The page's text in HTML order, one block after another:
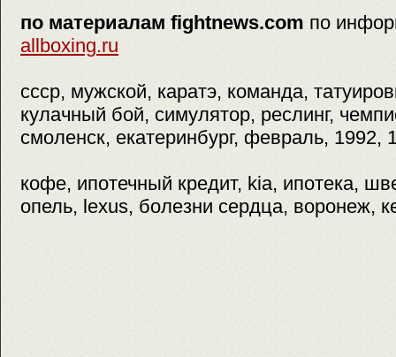
по материалам fightnews.com по
allboxing.ru
ссср, мужской, каратэ, команда,
кулачный бой, симулятор, реслинг,
смоленск, екатеринбург, февраль, 1992,
кофе, ипотечный кредит, kia, ипотека,
опель, lexus, болезни сердца, воронеж,